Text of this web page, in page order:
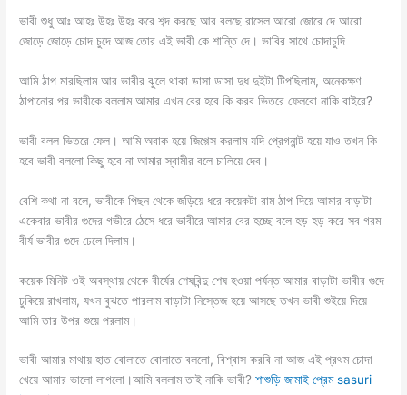
ভাবী শুধু আঃ আহঃ উহঃ উহঃ করে শব্দ করছে আর বলছে রাসেল আরো জোরে দে আরো
জোড়ে জোড়ে চোদ চুদে আজ তোর এই ভাবী কে শান্তি দে। ভাবির সাথে চোদাচুদি
আমি ঠাপ মারছিলাম আর ভাবীর ঝুলে থাকা ডাসা ডাসা দুধ দুইটা টিপছিলাম, অনেকক্ষণ
ঠাপানোর পর ভাবীকে বললাম আমার এখন বের হবে কি করব ভিতরে ফেলবো নাকি বাইরে?
ভাবী বলল ভিতরে ফেল। আমি অবাক হয়ে জিগ্গেস করলাম যদি প্রেগনান্ট হয়ে যাও তখন কি
হবে ভাবী বললো কিছু হবে না আমার স্বামীর বলে চালিয়ে দেব।
বেশি কথা না বলে, ভাবীকে পিছন থেকে জড়িয়ে ধরে কয়েকটা রাম ঠাপ দিয়ে আমার বাড়াটা
একেবার ভাবীর গুদের গভীরে ঠেসে ধরে ভাবীরে আমার বের হচ্ছে বলে হড় হড় করে সব গরম
বীর্য ভাবীর গুদে ঢেলে দিলাম।
কয়েক মিনিট ওই অবস্থায় থেকে বীর্যের শেষবিন্দু শেষ হওয়া পর্যন্ত আমার বাড়াটা ভাবীর গুদে
ঢুকিয়ে রাখলাম, যখন বুঝতে পারলাম বাড়াটা নিস্তেজ হয়ে আসছে তখন ভাবী শুইয়ে দিয়ে
আমি তার উপর শুয়ে পরলাম।
ভাবী আমার মাথায় হাত বোলাতে বোলাতে বললো, বিশ্বাস করবি না আজ এই প্রথম চোদা
খেয়ে আমার ভালো লাগলো।আমি বললাম তাই নাকি ভাবী?শাশুড়ি জামাই প্রেম sasuri